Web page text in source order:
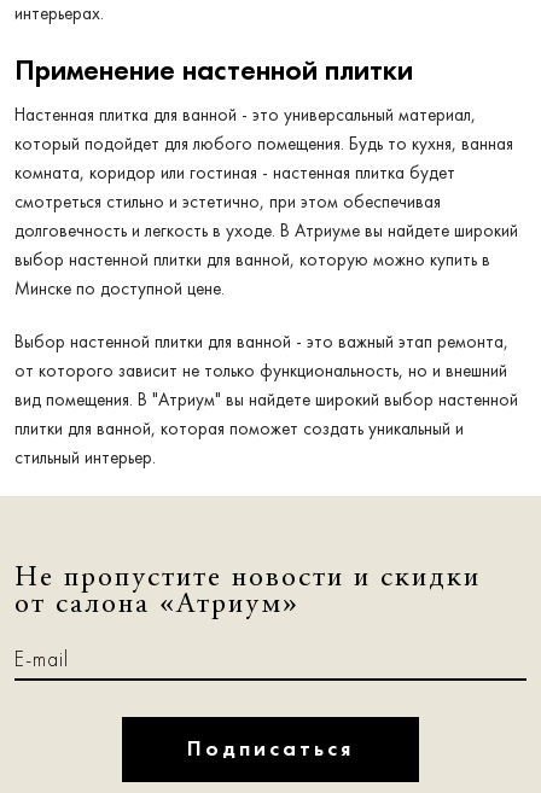
интерьерах.
Применение настенной плитки
Настенная плитка для ванной - это универсальный материал,
который подойдет для любого помещения. Будь то кухня, ванная
комната, коридор или гостиная - настенная плитка будет
смотреться стильно и эстетично, при этом обеспечивая
долговечность и легкость в уходе. В Атриуме вы найдете широкий
выбор настенной плитки для ванной, которую можно купить в
Минске по доступной цене.
Выбор настенной плитки для ванной - это важный этап ремонта,
от которого зависит не только функциональность, но и внешний
вид помещения. В "Атриум" вы найдете широкий выбор настенной
плитки для ванной, которая поможет создать уникальный и
стильный интерьер.
Не пропустите новости и скидки
от салона «Атриум»
Подписаться